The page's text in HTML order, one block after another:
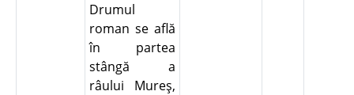
Drumul
roman se află
în partea
stângă a
râului Mureş,